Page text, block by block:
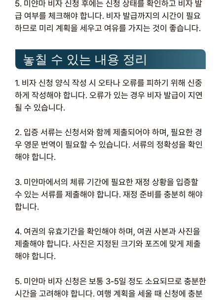
5. 미얀마 비자 신청 후에는 신청 상태를 확인하고 비자 발
급 여부를 체크해야 합니다. 비자 발급까지의 시간이 필요
하므로 미리 계획을 세우고 여유를 가지는 것이 좋습니다.
놓칠 수 있는 내용 정리
1. 비자 신청 양식 작성 시 오타나 오류를 피하기 위해 신중
하게 작성해야 합니다. 오류가 있는 경우 비자 발급이 지연
될 수 있습니다.
2. 입증 서류는 신청서와 함께 제출되어야 하며, 필요한 경
우 영문 번역이 필요할 수 있습니다. 서류의 정확성을 확인
해야 합니다.
3. 미얀마에서의 체류 기간에 필요한 재정 상황을 입증할
수 있는 서류를 제출해야 합니다. 재정 준비를 충분히 해야
합니다.
4. 여권의 유효기간을 확인해야 하며, 여권 사본과 사진을
제출해야 합니다. 사진은 지정된 크기와 포즈에 맞게 제출
해야 합니다.
5. 미얀마 비자 신청은 보통 3-5일 정도 소요되므로 충분한
시간을 고려해야 합니다. 여행 계획을 세울 때 신청에 충분